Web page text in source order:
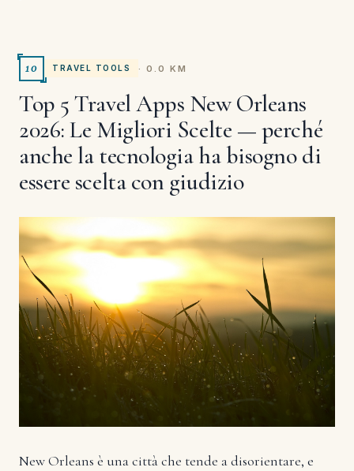
10 TRAVEL TOOLS · 0.0 KM
Top 5 Travel Apps New Orleans
2026: Le Migliori Scelte — perché
anche la tecnologia ha bisogno di
essere scelta con giudizio
New Orleans è una città che tende a disorientare, e